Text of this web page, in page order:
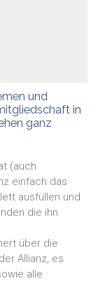
und
in
ganz
(auch
einfach das
ausfüllen und
die ihn
über die
Allianz, es
alle